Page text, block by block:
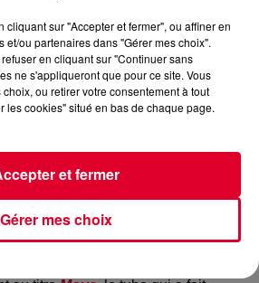
Adam Port
Crédit : Instagram : @Adam Port
l’été dernier, Adam Port, Stryv et
cliquant sur "Accepter et fermer", ou affiner en
et/ou partenaires dans "Gérer mes choix".
en cliquant sur "Continuer sans
ne s'appliqueront que pour ce site. Vous
ou retirer votre consentement à tout
les cookies" situé en bas de chaque page.
Gérer mes choix
et fermer